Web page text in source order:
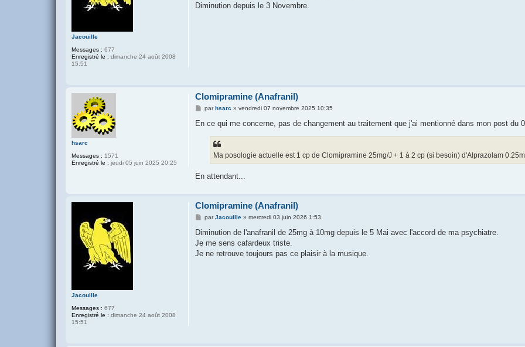
Jacouille
Messages : 677
Enregistré le : dimanche 24 août 2008
15:51
Diminution depuis le 3 Novembre.
hsarc
Messages : 1571
Enregistré le : jeudi 05 juin 2025 20:25
Clomipramine (Anafranil)
M
s
parhsarc » vendredi 07 novembre 2025 10:35
En ce qui me concerne, pas de changement au traitement que j'ai mentionné dans mon post du
Ma posologie actuelle est 1 cp de Clomipramine 25mg/J + 1 à 2 cp (si besoin) d'Alprazolam
En attendant...
Jacouille
Messages : 677
Enregistré le : dimanche 24 août 2008
15:51
Clomipramine (Anafranil)
M
s
a
g
parJacouille» mercredi 03 juin 2026 1:53
Diminution de l'anafranil de 25mg à 10mg depuis le 5 Mai avec l'accord de ma psychiatre.
Je me sens cafardeux triste.
Je ne retrouve toujours pas ce plaisir à la musique.